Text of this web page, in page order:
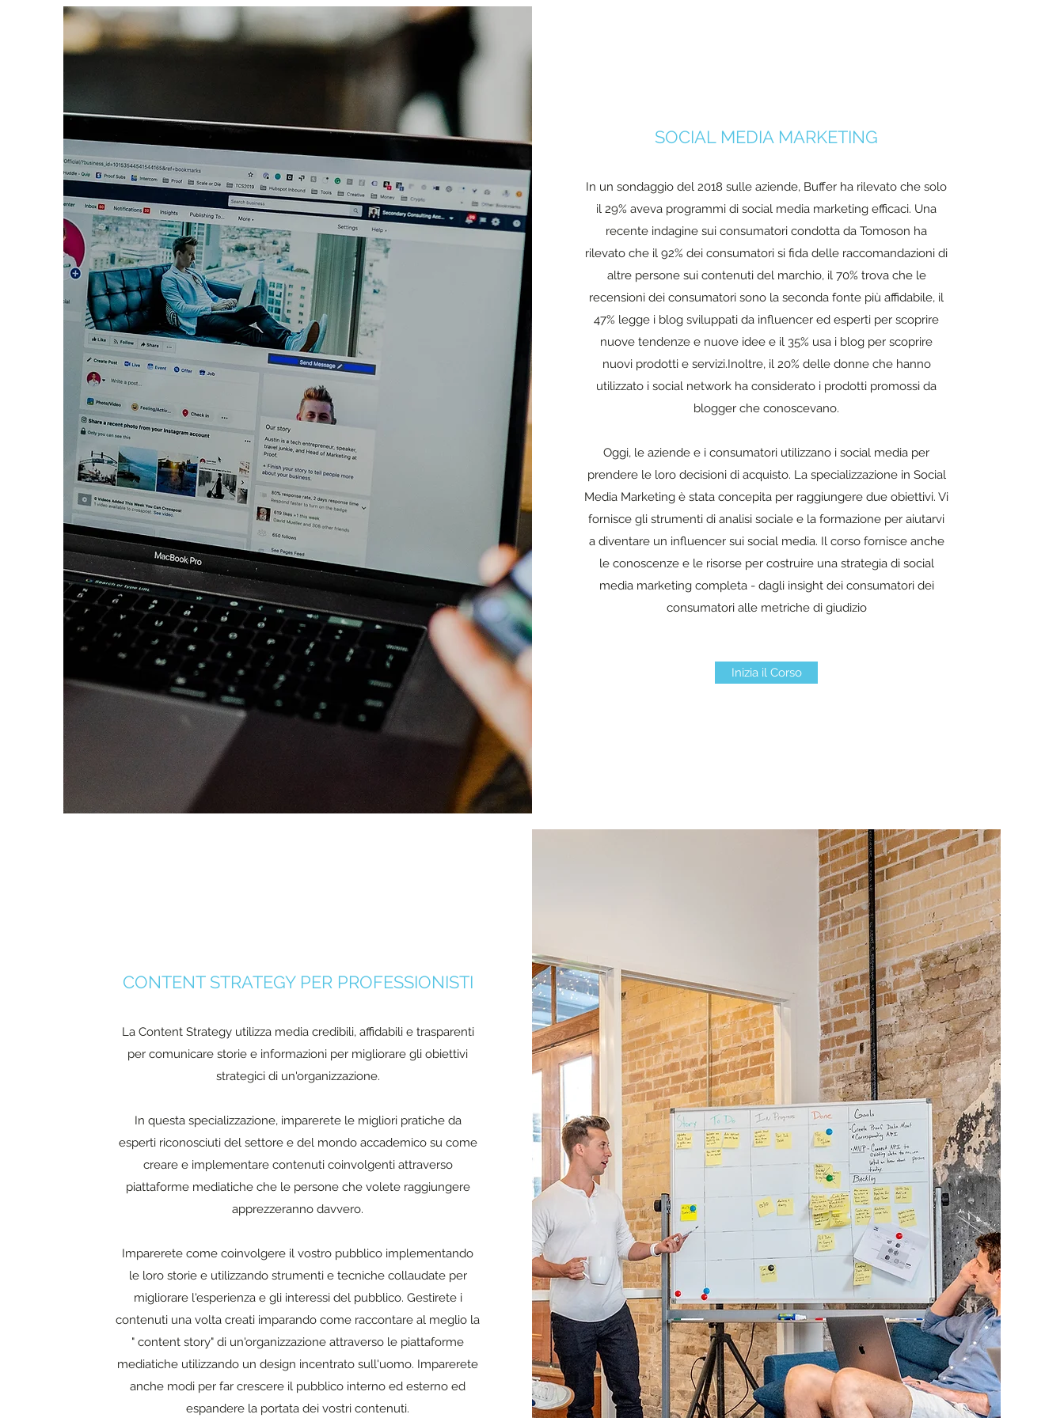
SOCIAL MEDIA MARKETING
In un sondaggio del 2018 sulle aziende, Buffer ha rilevato che solo
il 29% aveva programmi di social media marketing efficaci. Una
recente indagine sui consumatori condotta da Tomoson ha
rilevato che il 92% dei consumatori si fida delle raccomandazioni di
altre persone sui contenuti del marchio, il 70% trova che le
recensioni dei consumatori sono la seconda fonte più affidabile, il
47% legge i blog sviluppati da influencer ed esperti per scoprire
nuove tendenze e nuove idee e il 35% usa i blog per scoprire
nuovi prodotti e servizi.Inoltre, il 20% delle donne che hanno
utilizzato i social network ha considerato i prodotti promossi da
blogger che conoscevano.
Oggi, le aziende e i consumatori utilizzano i social media per
prendere le loro decisioni di acquisto. La specializzazione in Social
Media Marketing è stata concepita per raggiungere due obiettivi. Vi
fornisce gli strumenti di analisi sociale e la formazione per aiutarvi
a diventare un influencer sui social media. Il corso fornisce anche
le conoscenze e le risorse per costruire una strategia di social
media marketing completa - dagli insight dei consumatori dei
consumatori alle metriche di giudizio
Inizia il Corso
CONTENT STRATEGY PER PROFESSIONISTI
La Content Strategy utilizza media credibili, affidabili e trasparenti
per comunicare storie e informazioni per migliorare gli obiettivi
strategici di un'organizzazione.
In questa specializzazione, imparerete le migliori pratiche da
esperti riconosciuti del settore e del mondo accademico su come
creare e implementare contenuti coinvolgenti attraverso
piattaforme mediatiche che le persone che volete raggiungere
apprezzeranno davvero.
Imparerete come coinvolgere il vostro pubblico implementando
le loro storie e utilizzando strumenti e tecniche collaudate per
migliorare l'esperienza e gli interessi del pubblico. Gestirete i
contenuti una volta creati imparando come raccontare al meglio la
" content story" di un'organizzazione attraverso le piattaforme
mediatiche utilizzando un design incentrato sull'uomo. Imparerete
anche modi per far crescere il pubblico interno ed esterno ed
espandere la portata dei vostri contenuti.